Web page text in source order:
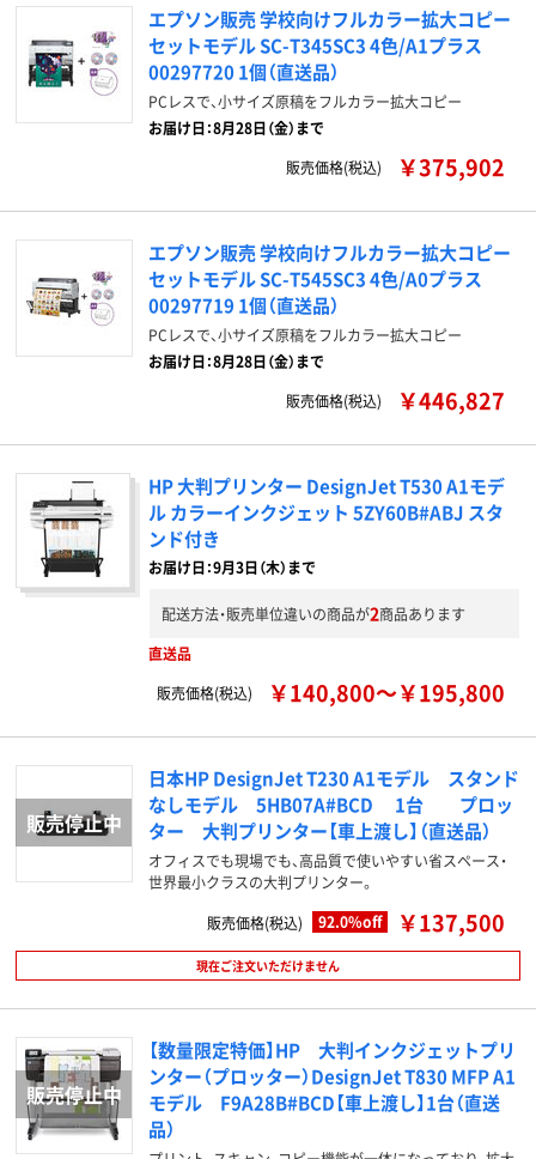
エプソン販売 学校向けフルカラー拡大コピー
セットモデル SC-T345SC3 4色/A1プラス
00297720 1個（直送品）
PCレスで、小サイズ原稿をフルカラー拡大コピー
お届け日：8月28日（金）まで
販売価格(税込)
￥375,902
エプソン販売 学校向けフルカラー拡大コピー
セットモデル SC-T545SC3 4色/A0プラス
00297719 1個（直送品）
PCレスで、小サイズ原稿をフルカラー拡大コピー
お届け日：8月28日（金）まで
販売価格(税込)
￥446,827
HP 大判プリンター DesignJet T530 A1モデ
ル カラーインクジェット 5ZY60B#ABJ スタ
ンド付き
お届け日：9月3日（木）まで
配送方法・販売単位違いの商品が2商品あります
直送品
販売価格(税込)
￥140,800～￥195,800
日本HP DesignJet T230 A1モデル スタンド
なしモデル 5HB07A#BCD 1台 プロッ
ター 大判プリンター【車上渡し】（直送品）
オフィスでも現場でも、高品質で使いやすい省スペース・
世界最小クラスの大判プリンター。
販売価格(税込)
92.0%off ￥137,500
現在ご注文いただけません
【数量限定特価】HP 大判インクジェットプリ
ンター（プロッター）DesignJet T830 MFP A1
モデル F9A28B#BCD【車上渡し】1台（直送
品）